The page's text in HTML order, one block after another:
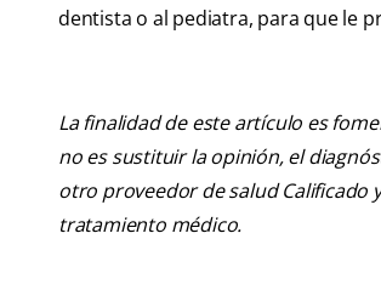
dentista o al pediatra, para que le
La finalidad de este artículo es
no es sustituir la opinión, el
otro proveedor de salud Calificado
tratamiento médico.